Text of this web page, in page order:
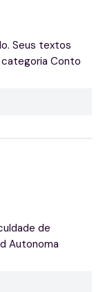
Seus textos
Conto
de
Autonoma